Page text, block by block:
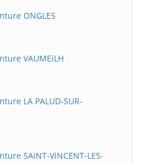
ONGLES
VAUMEiLH
LA PALUD-SUR-
SAiNT-ViNCENT-LES-